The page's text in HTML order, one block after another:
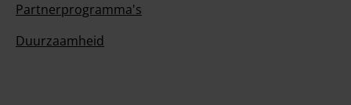
Partnerprogramma's
Duurzaamheid